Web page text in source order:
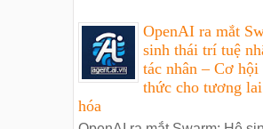
OpenAI ra mắt
sinh thái trí tuệ
tác nhân – Cơ hội
thức cho tương
hóa